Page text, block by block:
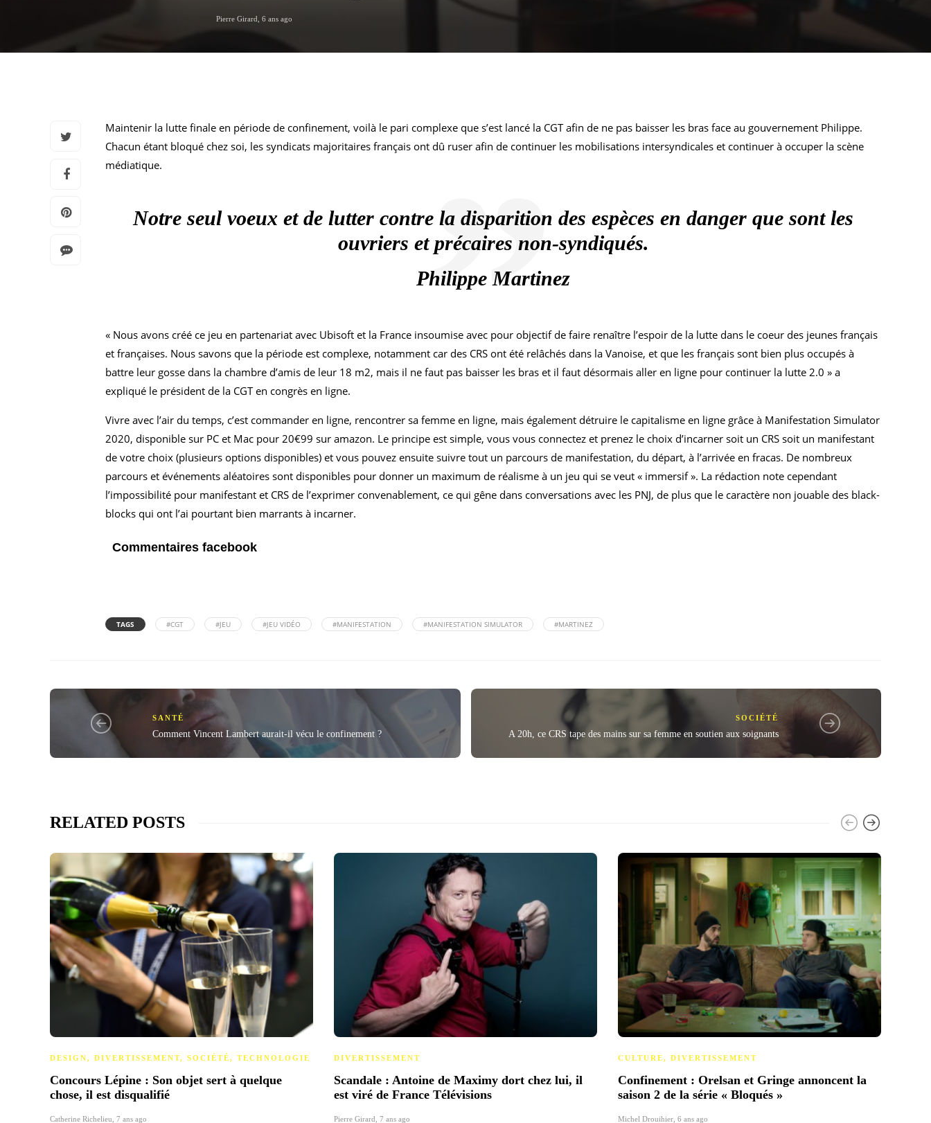
Pierre Girard 6 ans ago
Maintenir la lutte finale en période de confinement, voilà le pari complexe que s’est lancé la CGT afin de ne pas baisser les bras face au gouvernement Philippe.
Chacun étant bloqué chez soi, les syndicats majoritaires français ont dû ruser afin de continuer les mobilisations intersyndicales et continuer à occuper la scène
médiatique.
Notre seul voeux et de lutter contre la disparition des espèces en danger que sont les
ouvriers et précaires non-syndiqués.
Philippe Martinez
« Nous avons créé ce jeu en partenariat avec Ubisoft et la France insoumise avec pour objectif de faire renaître l’espoir de la lutte dans le coeur des jeunes français
et françaises. Nous savons que la période est complexe, notamment car des CRS ont été relâchés dans la Vanoise, et que les français sont bien plus occupés à
battre leur gosse dans la chambre d’amis de leur 18 m2, mais il ne faut pas baisser les bras et il faut désormais aller en ligne pour continuer la lutte 2.0 » a
expliqué le président de la CGT en congrès en ligne.
Vivre avec l’air du temps, c’est commander en ligne, rencontrer sa femme en ligne, mais également détruire le capitalisme en ligne grâce à Manifestation Simulator
2020, disponible sur PC et Mac pour 20€99 sur amazon. Le principe est simple, vous vous connectez et prenez le choix d’incarner soit un CRS soit un manifestant
de votre choix (plusieurs options disponibles) et vous pouvez ensuite suivre tout un parcours de manifestation, du départ, à l’arrivée en fracas. De nombreux
parcours et événements aléatoires sont disponibles pour donner un maximum de réalisme à un jeu qui se veut « immersif ». La rédaction note cependant
l’impossibilité pour manifestant et CRS de l’exprimer convenablement, ce qui gêne dans conversations avec les PNJ, de plus que le caractère non jouable des black-
blocks qui ont l’ai pourtant bien marrants à incarner.
Commentaires facebook
TAGS #CGT #JEU #JEU VIDÉO #MANIFESTATION #MANIFESTATION SIMULATOR #MARTINEZ
SANTÉ
Comment Vincent Lambert aurait-il vécu le confinement ?
SOCIÉTÉ
A 20h, ce CRS tape des mains sur sa femme en soutien aux soignants
RELATED POSTS
DESIGN, DIVERTISSEMENT, SOCIÉTÉ, TECHNOLOGIE
Concours Lépine : Son objet sert à quelque
chose, il est disqualifié
Catherine Richelieu 7 ans ago
DIVERTISSEMENT
Scandale : Antoine de Maximy dort chez lui, il
est viré de France Télévisions
Pierre Girard 7 ans ago
CULTURE, DIVERTISSEMENT
Confinement : Orelsan et Gringe annoncent la
saison 2 de la série « Bloqués »
Michel Drouihier 6 ans ago